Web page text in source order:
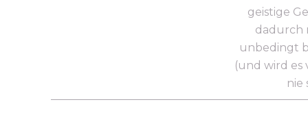
geistige
dadurch
unbedingt
(und wird es
nie